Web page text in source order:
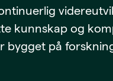
kunnskap og
på